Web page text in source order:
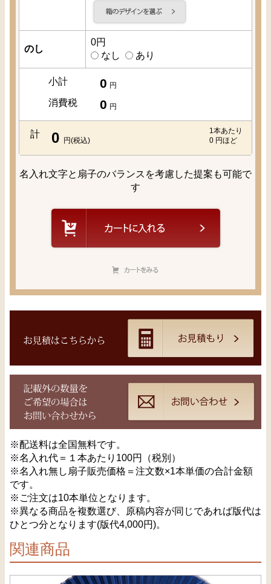
のし
0円
なし
あり
小計 0 円
消費税 0 円
1本あたり
0 円ほど
計 0 円(税込)
名入れ文字と扇子のバランスを考慮した提案も可能で
す
※配送料は全国無料です。
※名入れ代＝１本あたり100円（税別）
※名入れ無し扇子販売価格＝注文数×1本単価の合計金額
です。
※ご注文は10本単位となります。
※異なる商品を複数選び、原稿内容が同じであれば版代は
ひとつ分となります(版代4,000円)。
関連商品